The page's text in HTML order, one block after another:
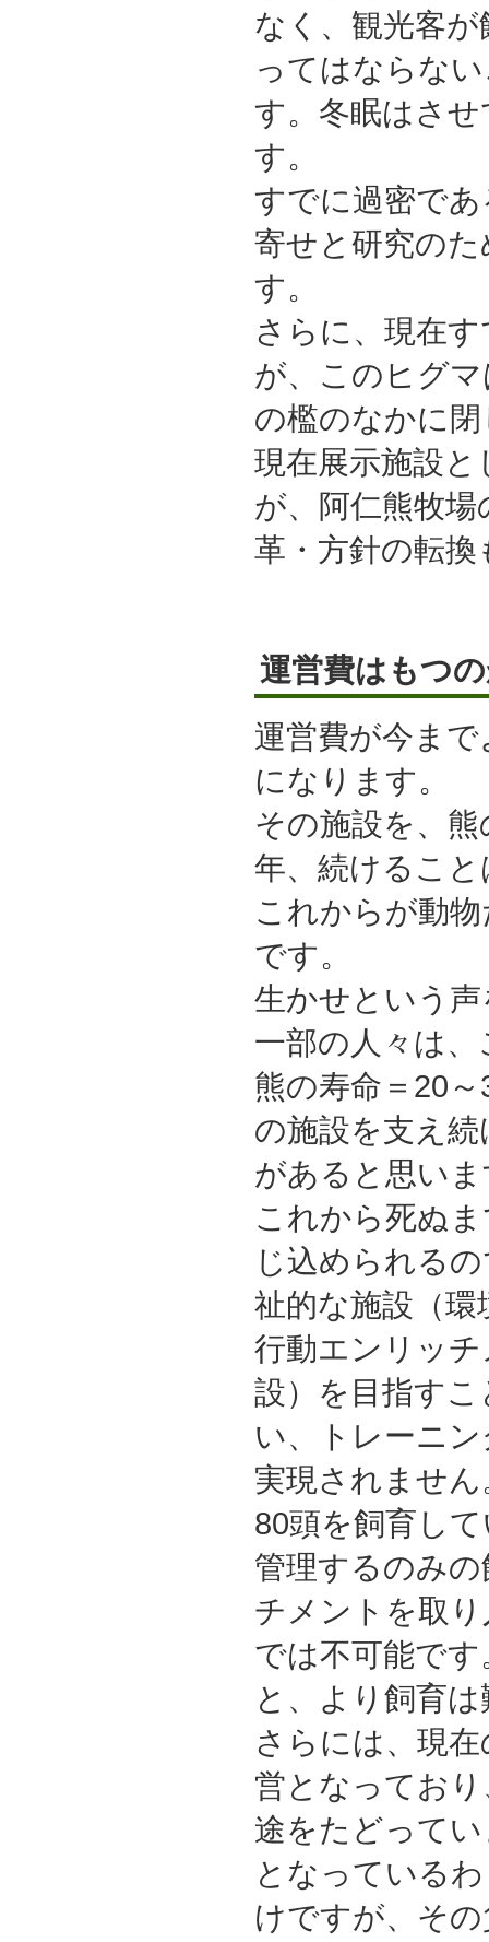
なく、観光客
ってはならな
す。冬眠はさ
す。
すでに過密で
寄せと研究の
す。
さらに、現在
が、このヒグ
の檻のなかに
現在展示施設
が、阿仁熊牧
革・方針の転
運営費はもつ
運営費が今ま
になります。
その施設を、
年、続けるこ
これからが動
です。
生かせという
一部の人々は
熊の寿命＝20
の施設を支え
があると思い
これから死ぬ
じ込められる
祉的な施設（
行動エンリッ
設）を目指す
い、トレーニ
実現されませ
80頭を飼育し
管理するのみ
チメントを取
では不可能で
と、より飼育
さらには、現
営となってお
途をたどって
となっているわ
けですが、そ